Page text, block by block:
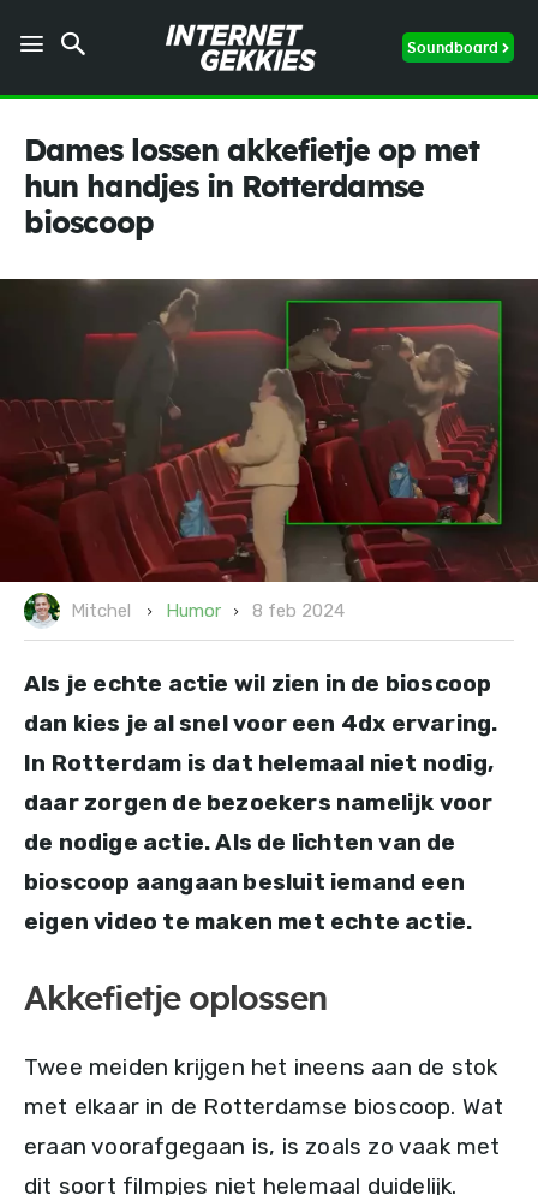
Soundboard
Dames lossen akkefietje op met
hun handjes in Rotterdamse
bioscoop
Mitchel Humor 8 feb 2024
Als je echte actie wil zien in de bioscoop
dan kies je al snel voor een 4dx ervaring.
In Rotterdam is dat helemaal niet nodig,
daar zorgen de bezoekers namelijk voor
de nodige actie. Als de lichten van de
bioscoop aangaan besluit iemand een
eigen video te maken met echte actie.
Akkefietje oplossen
Twee meiden krijgen het ineens aan de stok
met elkaar in de Rotterdamse bioscoop. Wat
eraan voorafgegaan is, is zoals zo vaak met
dit soort filmpjes niet helemaal duidelijk.